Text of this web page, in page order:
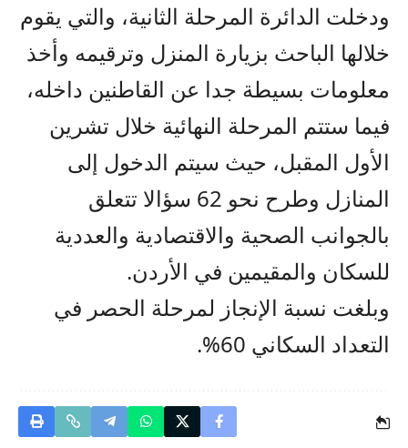
ودخلت الدائرة المرحلة الثانية، والتي يقوم
خلالها الباحث بزيارة المنزل وترقيمه وأخذ
معلومات بسيطة جدا عن القاطنين داخله،
فيما ستتم المرحلة النهائية خلال تشرين
الأول المقبل، حيث سيتم الدخول إلى
المنازل وطرح نحو 62 سؤالا تتعلق
بالجوانب الصحية والاقتصادية والعددية
للسكان والمقيمين في الأردن.
وبلغت نسبة الإنجاز لمرحلة الحصر في
التعداد السكاني 60%.